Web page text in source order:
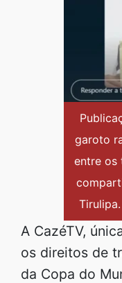
garoto
entre os
A CazéTV,
os direitos de
da Copa do